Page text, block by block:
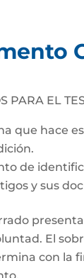
PARA EL
que hace
de
y sus
El
con la